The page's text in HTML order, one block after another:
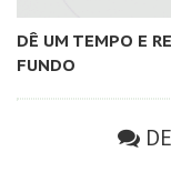
DÊ UM TEMPO E
FUNDO